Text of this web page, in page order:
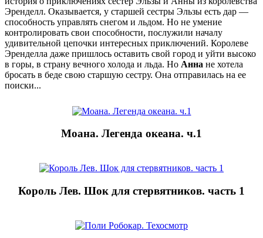
Эренделл. Оказывается, у старшей сестры Эльзы есть дар —
способность управлять снегом и льдом. Но не умение
контролировать свои способности, послужили началу
удивительной цепочки интересных приключений. Королеве
Эренделла даже пришлось оставить свой город и уйти высоко
в горы, в страну вечного холода и льда. Но Анна не хотела
бросать в беде свою старшую сестру. Она отправилась на ее
поиски...
Моана. Легенда океана. ч.1
Король Лев. Шок для стервятников. часть 1